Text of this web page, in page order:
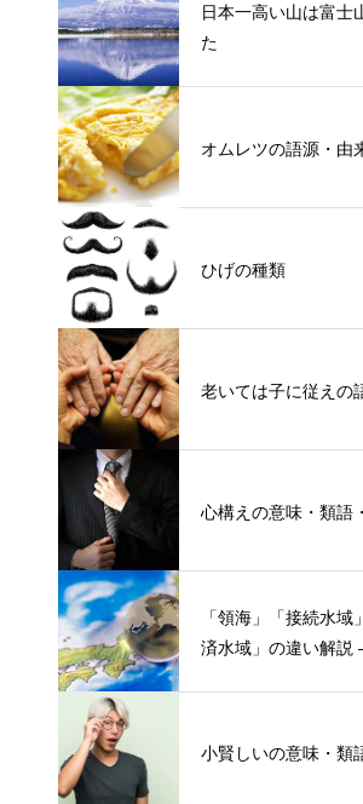
日本一高い山は富士
た
オムレツの語源・由
ひげの種類
老いては子に従えの
心構えの意味・類語
「領海」「接続水域
済水域」の違い解説
小賢しいの意味・類